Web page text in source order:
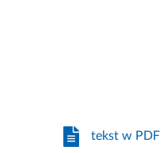
tekst w PDF